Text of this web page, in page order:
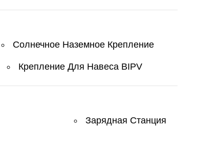
Солнечное Наземное Крепление
Крепление Для Навеса BIPV
Зарядная Станция